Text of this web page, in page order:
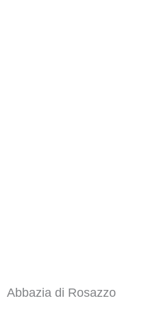
Abbazia di Rosazzo